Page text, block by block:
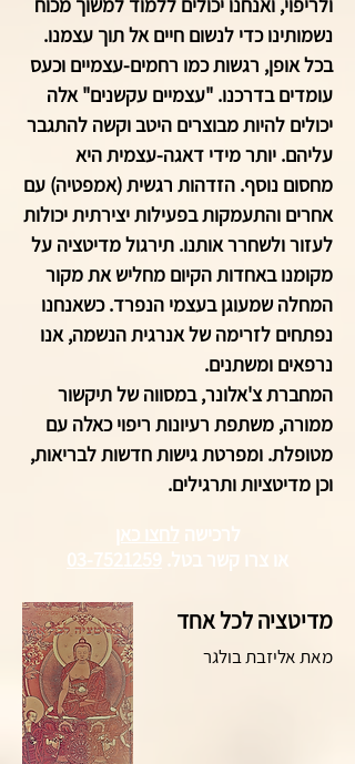
נשמותינו כדי לנשום חיים אל תוך עצמנו.
בכל אופן, רגשות כמו רחמים-עצמיים וכעס
עומדים בדרכנו. "עצמיים עקשנים" אלה
יכולים להיות מבוצרים היטב וקשה להתגבר
עליהם. יותר מידי דאגה-עצמית היא
מחסום נוסף. הזדהות רגשית (אמפטיה) עם
אחרים והתעמקות בפעילות יצירתית יכולות
לעזור ולשחרר אותנו. תירגול מדיטציה על
מקומנו באחדות הקיום מחליש את מקור
המחלה שמעוגן בעצמי הנפרד. כשאנחנו
נפתחים לזרימה של אנרגית הנשמה, אנו
נרפאים ומשתנים.
המחברת צ'אלונר, במסווה של תיקשור
ממורה, משתפת רעיונות ריפוי כאלה עם
מטופלת. ומפרטת גישות חדשות לבריאות,
וכן מדיטציות ותרגילים.
לרכישה לחצו כאן
או צרו קשר בטל. 03-7521259
מדיטציה לכל אחד
מאת אליזבת בולגר